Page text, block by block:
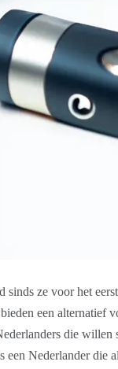
ze voor het
een alternatief
die willen
Nederlander die